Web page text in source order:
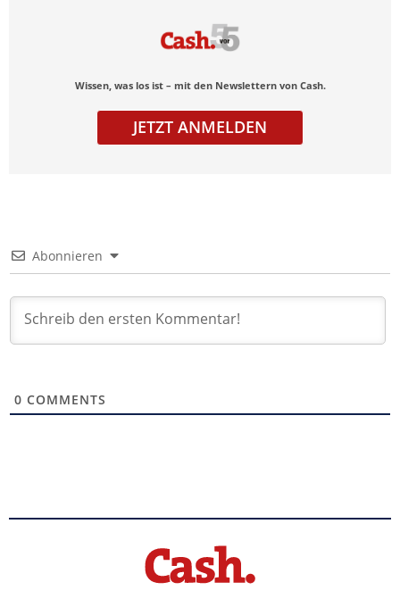
Wissen, was los ist – mit den Newslettern von Cash.
JETZT ANMELDEN
Abonnieren
0 COMMENTS